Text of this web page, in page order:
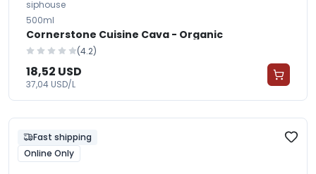
siphouse
500ml
Cornerstone Cuisine Cava - Organic
(4.2)
18,52 USD
37,04 USD/L
Fast shipping
Online Only